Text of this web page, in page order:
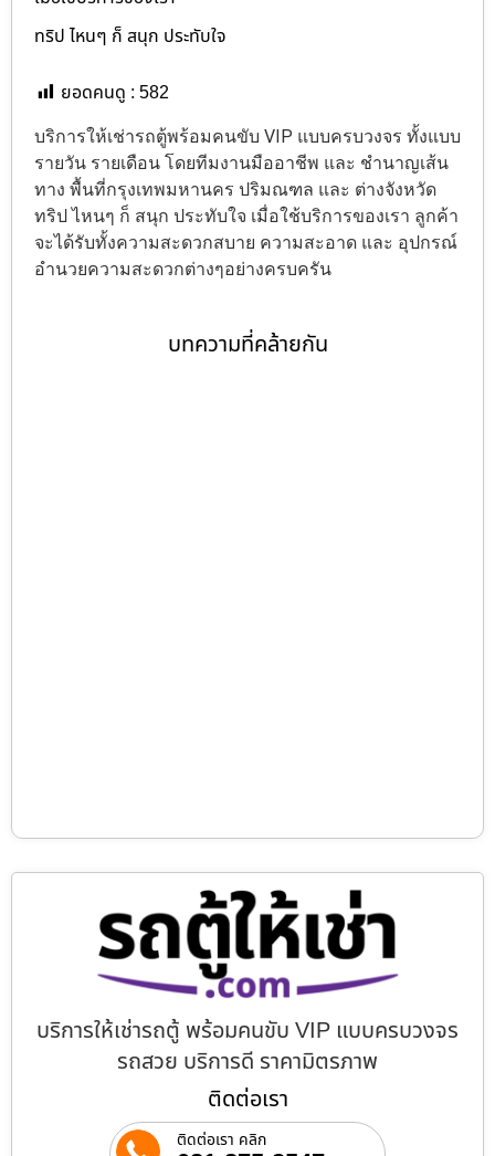
ทริป ไหนๆ ก็ สนุก ประทับใจ
ยอดคนดู : 582
บริการให้เช่ารถตู้พร้อมคนขับ VIP แบบครบวงจร ทั้งแบบ
รายวัน รายเดือน โดยทีมงานมืออาชีพ และ ชำนาญเส้น
ทาง พื้นที่กรุงเทพมหานคร ปริมณฑล และ ต่างจังหวัด
ทริป ไหนๆ ก็ สนุก ประทับใจ เมื่อใช้บริการของเรา ลูกค้า
จะได้รับทั้งความสะดวกสบาย ความสะอาด และ อุปกรณ์
อำนวยความสะดวกต่างๆอย่างครบครัน
บทความที่คล้ายกัน
บริการให้เช่ารถตู้ พร้อมคนขับ VIP แบบครบวงจร
รถสวย บริการดี ราคามิตรภาพ
ติดต่อเรา
ติดต่อเรา คลิก